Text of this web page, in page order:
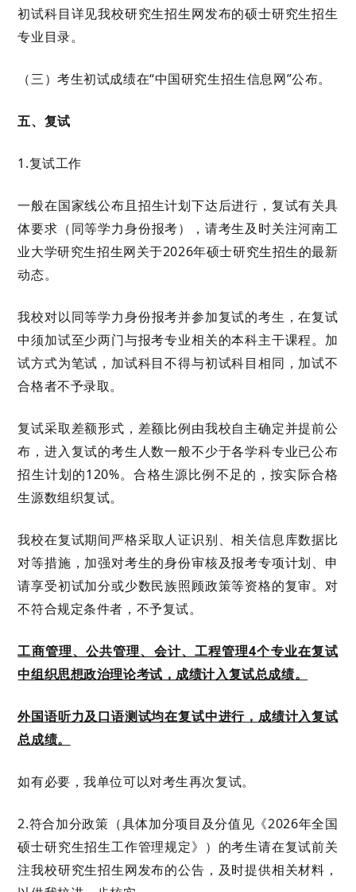
初试科目详见我校研究生招生网发布的硕士研究生招生
专业目录。
（三）考生初试成绩在“中国研究生招生信息网”公布。
五、 复试
1.复试工作
一般在国家线公布且招生计划下达后进行 ， 复试有关具
体要求 （同等学力身份报考）， 请考生及时关注河南工
业大学研究生招生网关于2026年硕士研究生招生的最新
动态。
我校对以同等学力身份报考并参加复试的考生，在复试
中须加试至少两门与报考专业相关的本科主干课程。加
试方式为笔试，加试科目不得与初试科目相同，加试不
合格者不予录取。
复试采取差额形式，差额比例由我校自主确定并提前公
布，进入复试的考生人数一般不少于各学科专业已公布
招生计划的120%。合格生源比例不足的，按实际合格
生源数组织复试。
我校在复试期间严格采取人证识别、相关信息库数据比
对等措施，加强对考生的身份审核及报考专项计划、申
请享受初试加分或少数民族照顾政策等资格的复审。对
不符合规定条件者，不予复试。
工商管理、公共管理、会计、工程管理4个专业在复试
中组织思想政治理论考试，成绩计入复试总成绩。
外国语听力及口语测试均在复试中进行，成绩计入复试
总成绩。
如有必要，我单位可以对考生再次复试。
2.符合加分政策（具体加分项目及分值见《2026年全国
硕士研究生招生工作管理规定》）的考生请在复试前关
注我校研究生招生网发布的公告，及时提供相关材料，